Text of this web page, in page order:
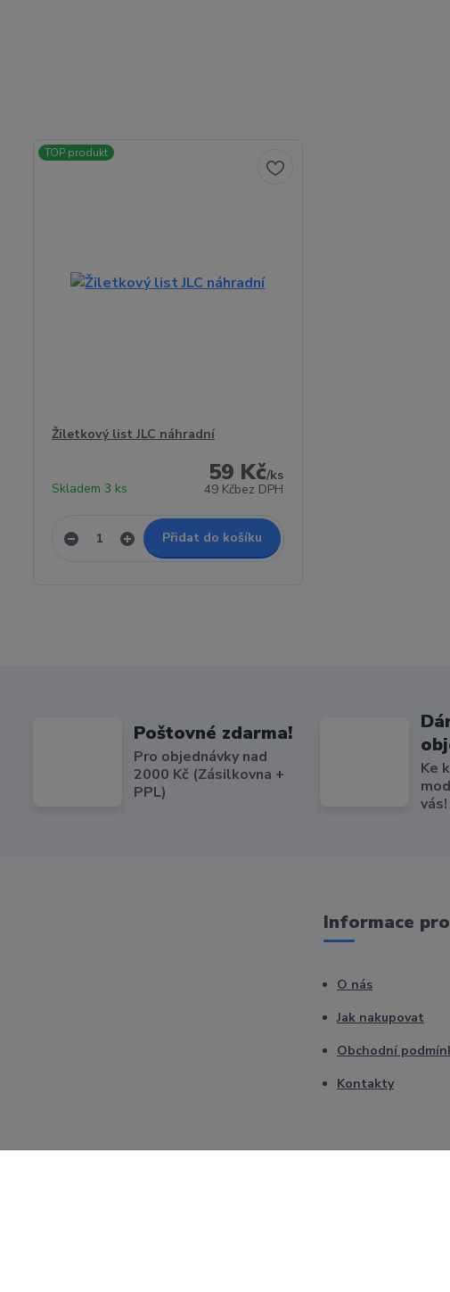
TOP produkt
Žiletkový list JLC náhradní
59 Kč/ks
49 Kčbez DPH
Skladem 3 ks
Přidat do košíku
Poštovné zdarma!
Pro objednávky nad
2000 Kč (Zásilkovna +
PPL)
Ke
vás!
Informace
O nás
Jak nakupovat
Obchodní
Kontakty